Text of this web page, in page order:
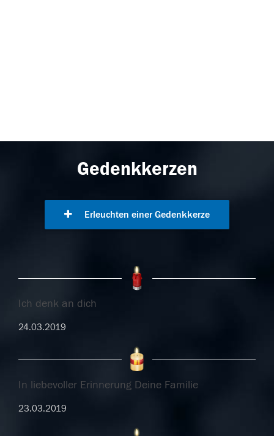
Gedenkkerzen
Erleuchten einer Gedenkkerze
Ich denk an dich
24.03.2019
In liebevoller Erinnerung Deine Familie
23.03.2019